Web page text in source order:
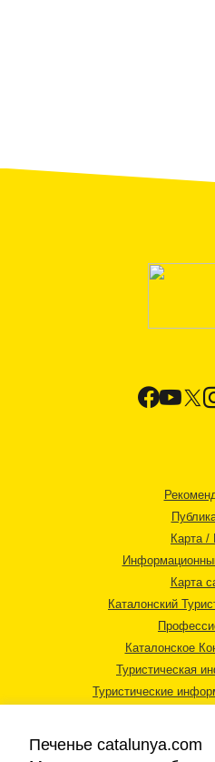
Карта /
Карта
Каталонский
Каталонское
Туристическая
Туристические
Печенье catalunya.com